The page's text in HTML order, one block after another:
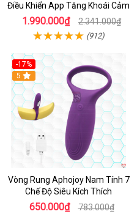
Điều Khiển App Tăng Khoái Cảm
1.990.000₫ 2.341.000₫
(912)
-17%
Hot
5
Vòng Rung Aphojoy Nam Tính 7
Chế Độ Siêu Kích Thích
650.000₫ 783.000₫